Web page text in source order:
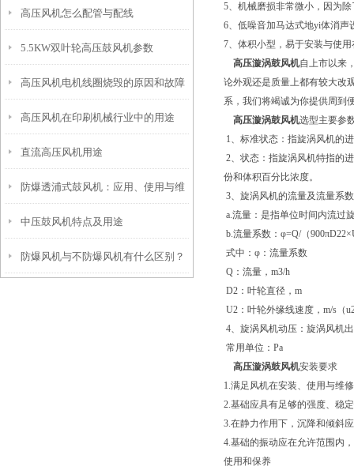
高压风机怎么配管与配线
5.5KW双叶轮高压鼓风机参数
高压风机电机线圈烧毁的原因和故障
分析
高压风机在印刷机械行业中的用途
直流高压风机用途
防爆透浦式鼓风机：应用、使用与维
护
中压鼓风机特点及用途
防爆风机与不防爆风机有什么区别？
5、机械磨损非常微小，因为
6、低噪音加马达式地yi体消声
7、体积小型，易于安装与使
高压漩涡鼓风机自上市以来
论外观还是质量上都有较大改
系，我们将竭诚为你提供周到
高压漩涡鼓风机选型主要参
1、标准状态：指旋涡风机的
2、状态：指旋涡风机特指的
份和体积百分比浓度。
3、旋涡风机的流量及流量系
a.流量：是指单位时间内流过
b.流量系数：φ=Q/（
式中：φ：流量系数
Q：流量，m3/h
D2：叶轮直径，m
U2：叶轮外缘线速度，m/s（
4、旋涡风机动压：旋涡风机
常用单位：Pa
高压漩涡鼓风机安装要求
1.满足风机在安装、使用与维
2.基础应具有足够的强度、稳
3.在静力作用下，沉降和倾斜
4.基础的振动应在允许范围内
使用和保养